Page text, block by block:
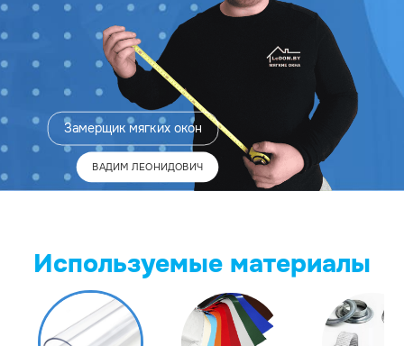
Замерщикмягких окон
ВАДИМ ЛЕОНИДОВИЧ
Используемые материалы